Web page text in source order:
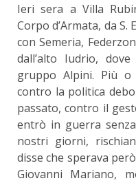
Ieri sera a Villa
Corpo d’Armata, da
con Semeria,
dall’alto Iudrio,
gruppo Alpini. Più
contro la politica
passato, contro il
entrò in guerra
nostri giorni,
disse che sperava
Giovanni Mariano,